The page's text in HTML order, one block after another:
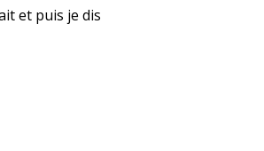
et puis je dis